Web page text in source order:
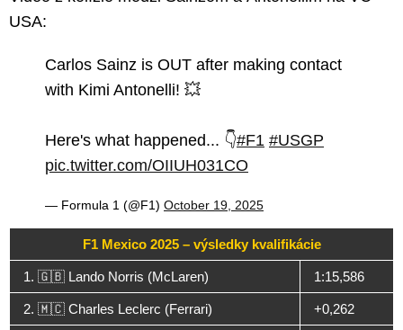
USA:
Carlos Sainz is OUT after making contact
with Kimi Antonelli! 💥
Here's what happened... 👇#F1 #USGP
pic.twitter.com/OIIUH031CO
— Formula 1 (@F1) October 19, 2025
F1 Mexico 2025 – výsledky kvalifikácie
1. 🇬🇧 Lando Norris (McLaren) 1:15,586
2. 🇲🇨 Charles Leclerc (Ferrari) +0,262